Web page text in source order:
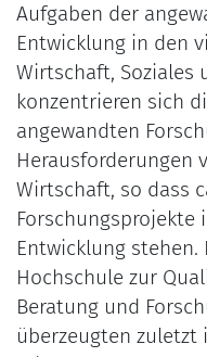
Aufgaben der
Entwicklung in den
Wirtschaft, Soziales
konzentrieren sich
angewandten
Herausforderungen
Wirtschaft, so dass
Entwicklung stehen.
Hochschule zur
Beratung und
überzeugten zuletzt